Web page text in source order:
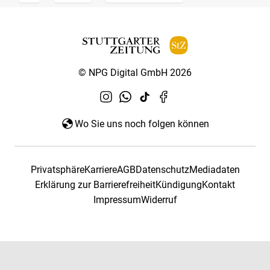
© NPG Digital GmbH 2026
Wo Sie uns noch folgen können
PrivatsphäreKarriereAGBDatenschutzMediadaten
Erklärung zur BarrierefreiheitKündigungKontakt
ImpressumWiderruf